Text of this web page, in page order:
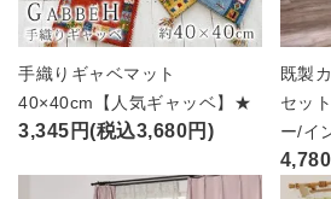
手織りギャベマット
40×40cm【人気ギャッベ】★
3,345円(税込3,680円)
既製
セッ
ー/イ